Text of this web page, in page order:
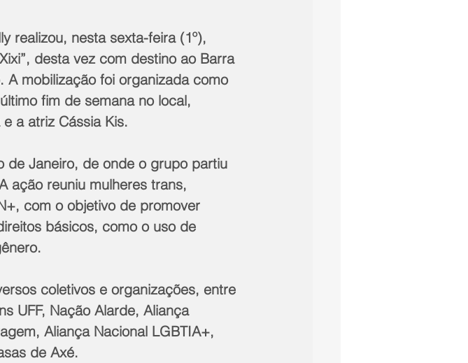
realizou, nesta sexta-feira (1º),
desta vez com destino ao Barra
A mobilização foi organizada como
fim de semana no local,
a atriz Cássia Kis.
de Janeiro, de onde o grupo partiu
ação reuniu mulheres trans,
com o objetivo de promover
básicos, como o uso de
coletivos e organizações, entre
UFF, Nação Alarde, Aliança
Aliança Nacional LGBTIA+,
de Axé.